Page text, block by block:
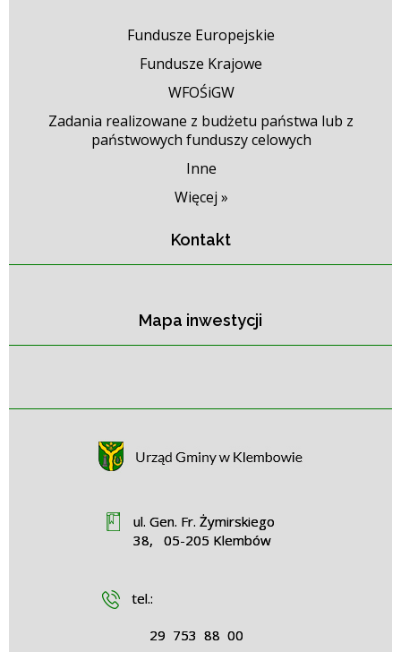
Fundusze Europejskie
Fundusze Krajowe
WFOŚiGW
Zadania realizowane z budżetu państwa lub z
państwowych funduszy celowych
Inne
Więcej »
Kontakt
Mapa inwestycji
ul. Gen. Fr. Żymirskiego
38, 05-205 Klembów
tel.:
29 753 88 00